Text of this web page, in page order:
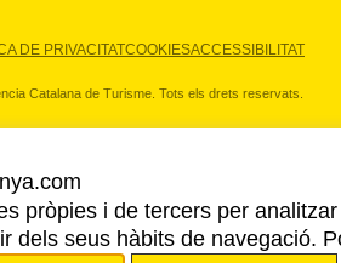
DE PRIVACITATCOOKIESACCESSIBILITAT
Catalana de Turisme. Tots els drets reservats.
PARTNERS
pròpies i de tercers per
dels seus hàbits de navegació.